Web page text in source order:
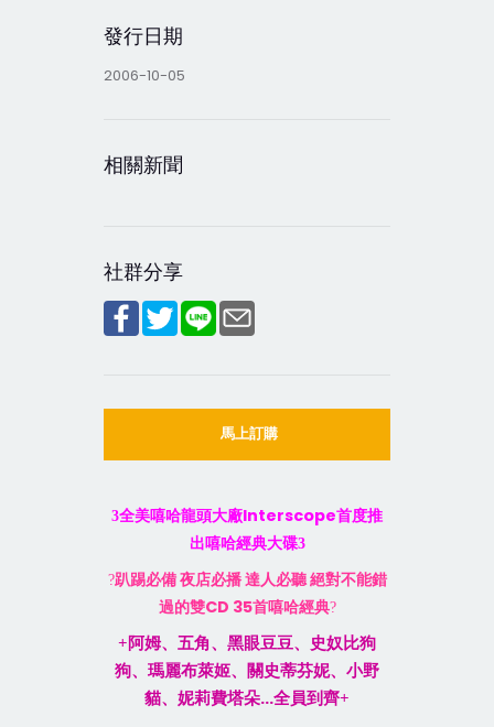
發行日期
2006-10-05
相關新聞
社群分享
馬上訂購
3全美嘻哈龍頭大廠Interscope首度推
出嘻哈經典大碟3
?趴踢必備 夜店必播 達人必聽 絕對不能錯
過的雙CD 35首嘻哈經典?
+阿姆、五角、黑眼豆豆、史奴比狗
狗、瑪麗布萊姬、關史蒂芬妮、小野
貓、妮莉費塔朵…全員到齊+